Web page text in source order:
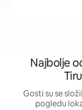
Najbolje
Gosti su se
pogledu